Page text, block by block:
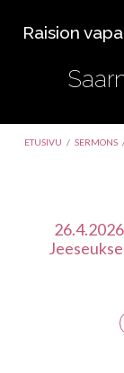
Raision
ETUSIVU / SERMONS
Saarnat
kohteesta